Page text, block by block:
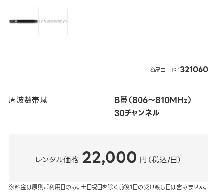
商品コード：321060
周波数帯域
B帯（806～810MHz）
30チャンネル
レンタル価格 22,000 円（税込/日）
※料金は原則ご利用日のみ。土日祝日を除く前後1日の受け渡し日は含みません。